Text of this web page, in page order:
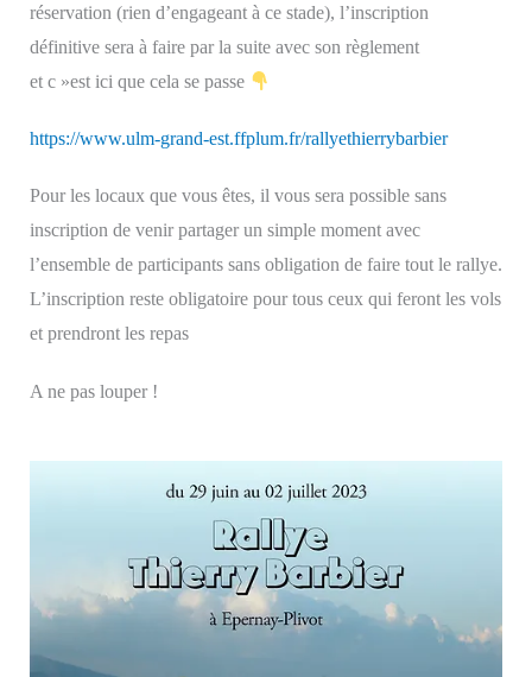
réservation (rien d’engageant à ce stade), l’inscription
définitive sera à faire par la suite avec son règlement
et c »est ici que cela se passe
https://www.ulm-grand-est.ffplum.fr/rallyethierrybarbier
Pour les locaux que vous êtes, il vous sera possible sans
inscription de venir partager un simple moment avec
l’ensemble de participants sans obligation de faire tout le rallye.
L’inscription reste obligatoire pour tous ceux qui feront les vols
et prendront les repas
A ne pas louper !